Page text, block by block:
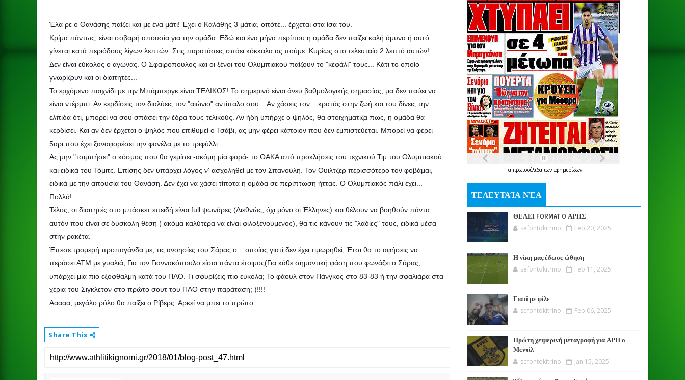
Έλα ρε ο Θανάσης παίζει και με ένα μάτι! Έχει ο Καλάθης 3 μάτια, οπότε... έρχεται στα ίσα του.
Κρίμα πάντως, είναι σοβαρή απουσία για την ομάδα. Εδώ και ένα μήνα περίπου η ομάδα δεν παίζει καλή άμυνα ή αυτό
γίνεται κατά περιόδους λίγων λεπτών. Στις παρατάσεις σπάει κόκκαλα ας πούμε. Κυρίως στο τελευταίο 2 λεπτό αυτών!
Δεν είναι εύκολος ο αγώνας. Ο Σφαιροπουλος και οι ξένοι του Ολυμπιακού παίζουν το "κεφάλι" τους... Κάτι το οποίο
γνωρίζουν και οι διαιτητές...
Το ερχόμενο παιχνίδι με την Μπάμπεργκ είναι ΤΕΛΙΚΟΣ! Το σημερινό είναι άνευ βαθμολογικής σημασίας, μα δεν παύει να
είναι ντέρμπι. Αν κερδίσεις τον διαλύεις τον "αιώνιο" αντίπαλο σου... Αν χάσεις τον... κρατάς στην ζωή και του δίνεις την
ελπίδα ότι, μπορεί να σου σπάσει την έδρα τους τελικούς. Αν ήδη υπήρχε ο ψηλός, θα στοιχηματιζα πως, η ομάδα θα
κερδίσει. Και αν δεν έρχεται ο ψηλός που επιθυμεί ο Τσάβι, ας μην φέρει κάποιον που δεν εμπιστεύεται. Μπορεί να φέρει
5αρι που έχει ξαναφορέσει την φανέλα με το τριφύλλι...
Ας μην "τσιμπήσει" ο κόσμος που θα γεμίσει -ακόμη μία φορά- το ΟΑΚΑ από προκλήσεις του τεχνικού Τιμ του Ολυμπιακού
και ειδικά του Τόμιτς. Επίσης δεν υπάρχει λόγος ν' ασχοληθεί με τον Σπανούλη. Τον Ουιλτζερ περισσότερο τον φοβάμαι,
ειδικά με την απουσία του Θανάση. Δεν έχει να χάσει τίποτα η ομάδα σε περίπτωση ήττας. Ο Ολυμπιακός πάλι έχει...
Πολλά!
Τέλος, οι διαιτητές στο μπάσκετ επειδή είναι full ψωνάρες (Διεθνώς, όχι μόνο οι Έλληνες) και θέλουν να βοηθούν πάντα
αυτόν που είναι σε δύσκολη θέση ( ακόμα καλύτερα να είναι φιλοξενούμενος), θα τις κάνουν τις "λαδιες" τους, ειδικά μέσα
στην ρακέτα.
Έπεσε τρομερή προπαγάνδα με, τις ανοησίες του Σάρας ο... οποίος γιατί δεν έχει τιμωρηθεί; Έτσι θα το αφήσεις να
περάσει ΑΤΜ με γυαλιά; Για τον Γιαννακόπουλο είσαι πάντα έτοιμος(Για κάθε σημαντική φάση που φωνάζει ο Σάρας,
υπάρχει μια πιο εξοφθαλμη κατά του ΠΑΟ. Τι σφυρίζεις πιο εύκολα; Το φάουλ στον Πάνγκος στο 83-83 ή την σφαλιάρα στα
χέρια του Σιγκλετον στο πρώτο σουτ του ΠΑΟ στην παράταση; )!!!!
Ααααα, μεγάλο ρόλο θα παίξει ο Ρίβερς. Αρκεί να μπει το πρώτο...
Share This
Τα πρωτοσέλιδατων εφημερίδων
ΤΕΛΕΥΤΑΊΑ ΝΈΑ
ΘΕΛΕΙ FORMAT O ΑΡΗΣ
sefontokitrino Feb 20, 2025
Η νίκη μας έδωσε ώθηση
sefontokitrino Feb 11, 2025
Γιατί ρε φίλε
sefontokitrino Feb 06, 2025
Πρώτη χειμερινή μεταγραφή για ΑΡΗ ο
Μεντίλ
sefontokitrino Jan 15, 2025